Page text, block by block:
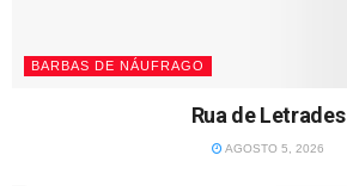
BARBAS DE NÁUFRAGO
Rua de Letrades
AGOSTO 5, 2026